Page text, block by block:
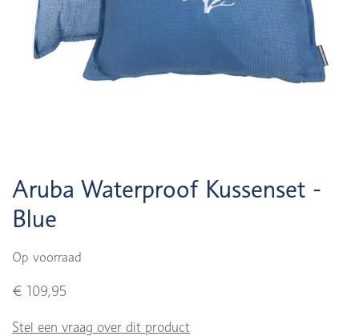
Aruba Waterproof Kussenset -
Blue
Op voorraad
€ 109,95
Stel een vraag over dit product